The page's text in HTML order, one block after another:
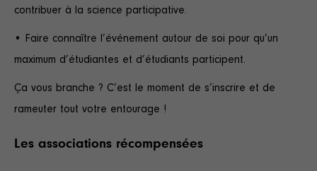
contribuer à la science participative.
• Faire connaître l’événement autour de soi pour qu’un
maximum d’étudiantes et d’étudiants participent.
Ça vous branche ? C’est le moment de s’inscrire et de
rameuter tout votre entourage !
Les associations récompensées